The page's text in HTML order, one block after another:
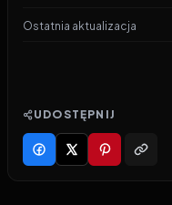
Ostatnia aktualizacja
UDOSTĘPNIJ